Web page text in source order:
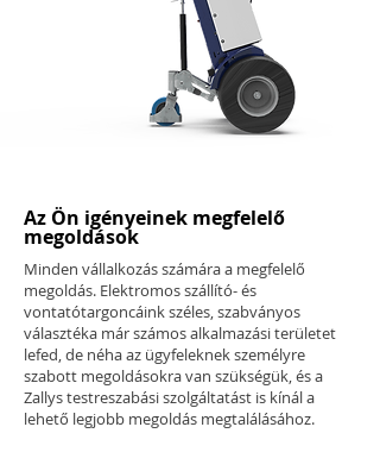
Az Ön igényeinek megfelelő
megoldások
Minden vállalkozás számára a megfelelő
megoldás. Elektromos szállító- és
vontatótargoncáink széles, szabványos
választéka már számos alkalmazási területet
lefed, de néha az ügyfeleknek személyre
szabott megoldásokra van szükségük, és a
Zallys testreszabási szolgáltatást is kínál a
lehető legjobb megoldás megtalálásához.